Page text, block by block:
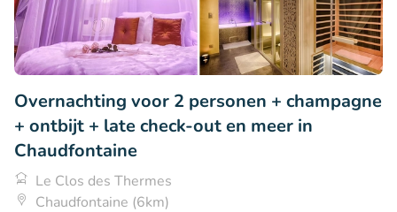
Overnachting voor 2 personen + champagne
+ ontbijt + late check-out en meer in
Chaudfontaine
Le Clos des Thermes
Chaudfontaine (6km)